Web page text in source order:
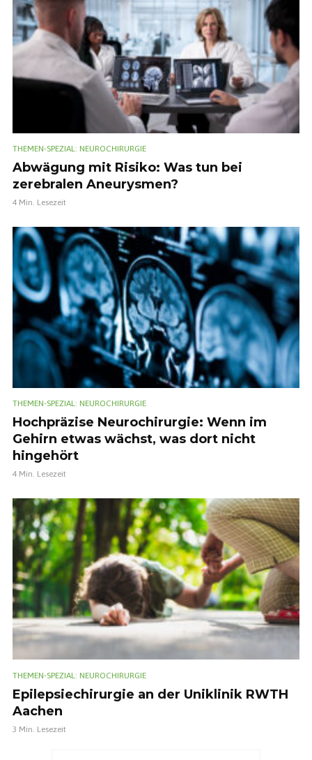
THEMEN-SPEZIAL: NEUROCHIRURGIE
Abwägung mit Risiko: Was tun bei
zerebralen Aneurysmen?
4 Min. Lesezeit
THEMEN-SPEZIAL: NEUROCHIRURGIE
Hochpräzise Neurochirurgie: Wenn im
Gehirn etwas wächst, was dort nicht
hingehört
4 Min. Lesezeit
THEMEN-SPEZIAL: NEUROCHIRURGIE
Epilepsiechirurgie an der Uniklinik RWTH
Aachen
3 Min. Lesezeit